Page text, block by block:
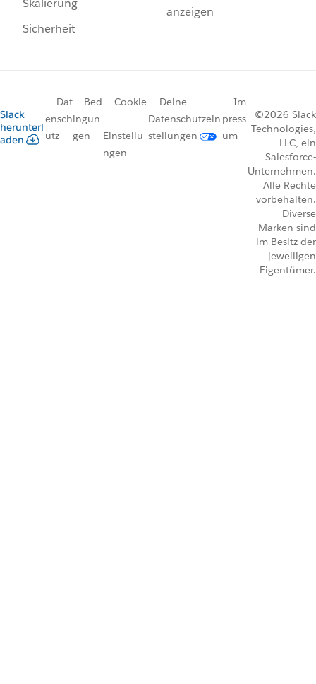
Skalierung
Sicherheit
anzeigen
Slack
herunterl
aden
Dat
ensch
utz
Bed
ingun
gen
Cookie
-
Einstellu
ngen
Deine
Datenschutzein
stellungen
Im
press
um
©2026 Slack
Technologies,
LLC, ein
Salesforce-
Unternehmen.
Alle Rechte
vorbehalten.
Diverse
Marken sind
im Besitz der
jeweiligen
Eigentümer.